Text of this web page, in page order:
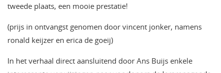
tweede plaats, een mooie prestatie!
(prijs in ontvangst genomen door vincent jonker, namens
ronald keijzer en erica de goeij)
In het verhaal direct aansluitend door Ans Buijs enkele